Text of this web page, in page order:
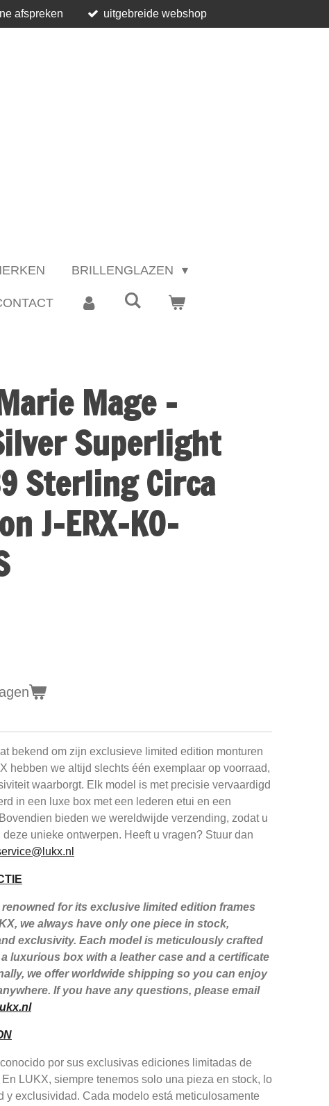
afspreken uitgebreide webshop
BRILLENGLAZEN
Mage -
Superlight
Sterling Circa
J-ERX-KO-
bekend om zijn exclusieve limited edition monturen
hebben we altijd slechts één exemplaar op voorraad,
waarborgt. Elk model is met precisie vervaardigd
in een luxe box met een lederen etui en een
bieden we wereldwijde verzending, zodat u
unieke ontwerpen. Heeft u vragen? Stuur dan
for its exclusive limited edition frames
we always have only one piece in stock,
exclusivity. Each model is meticulously crafted
luxurious box with a leather case and a certificate
we offer worldwide shipping so you can enjoy
If you have any questions, please email
por sus exclusivas ediciones limitadas de
LUKX, siempre tenemos solo una pieza en stock, lo
y exclusividad. Cada modelo está meticulosamente